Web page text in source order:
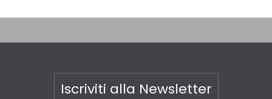
Iscriviti alla Newsletter